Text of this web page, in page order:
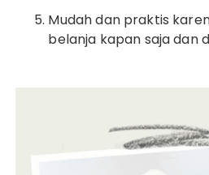
Mudah dan praktis
belanja kapan saja dan